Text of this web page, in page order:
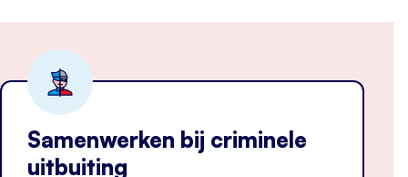
Samenwerken bij criminele
uitbuiting